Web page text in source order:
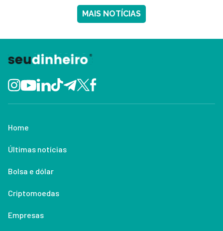
MAIS NOTÍCIAS
Home
Últimas notícias
Bolsa e dólar
Criptomoedas
Empresas